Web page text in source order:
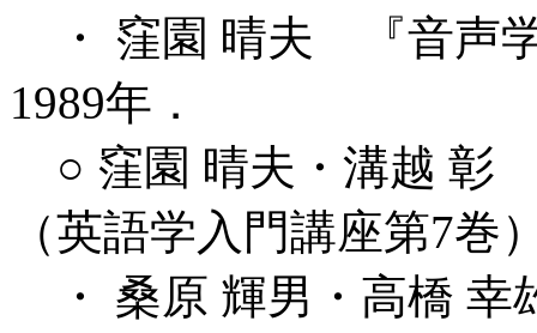
・ 窪園 晴夫 『音声
1989年．
○ 窪園 晴夫・溝越 彰
（英語学入門講座第7巻
・ 桑原 輝男・高橋 幸